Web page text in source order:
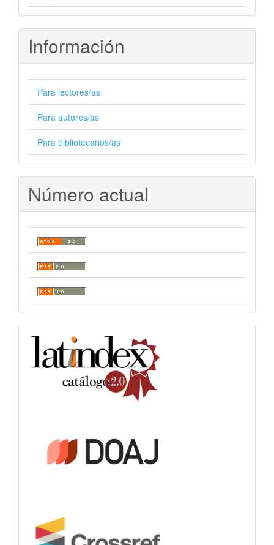
Información
Para lectores/as
Para autores/as
Para bibliotecarios/as
Número actual
indexacion